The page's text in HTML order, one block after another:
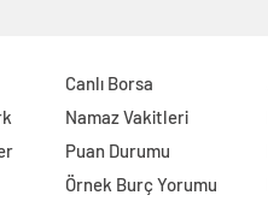
Canlı Borsa
Namaz Vakitleri
Puan Durumu
Örnek Burç Yorumu